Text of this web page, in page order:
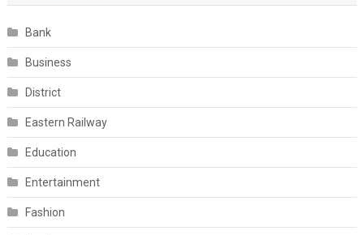
Bank
Business
District
Eastern Railway
Education
Entertainment
Fashion